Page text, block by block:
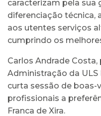
caracterizam pela sua
diferenciação técnica,
aos utentes serviços
cumprindo os
Carlos Andrade
Administração da ULS
curta sessão de boas-
profissionais a
Franca de Xira.